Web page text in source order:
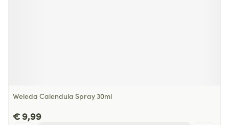
Weleda Calendula Spray 30ml
€ 9,99